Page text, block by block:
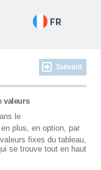
FR
Suivant
valeurs
le
plus, en option, par
fixes du tableau,
se trouve tout en haut